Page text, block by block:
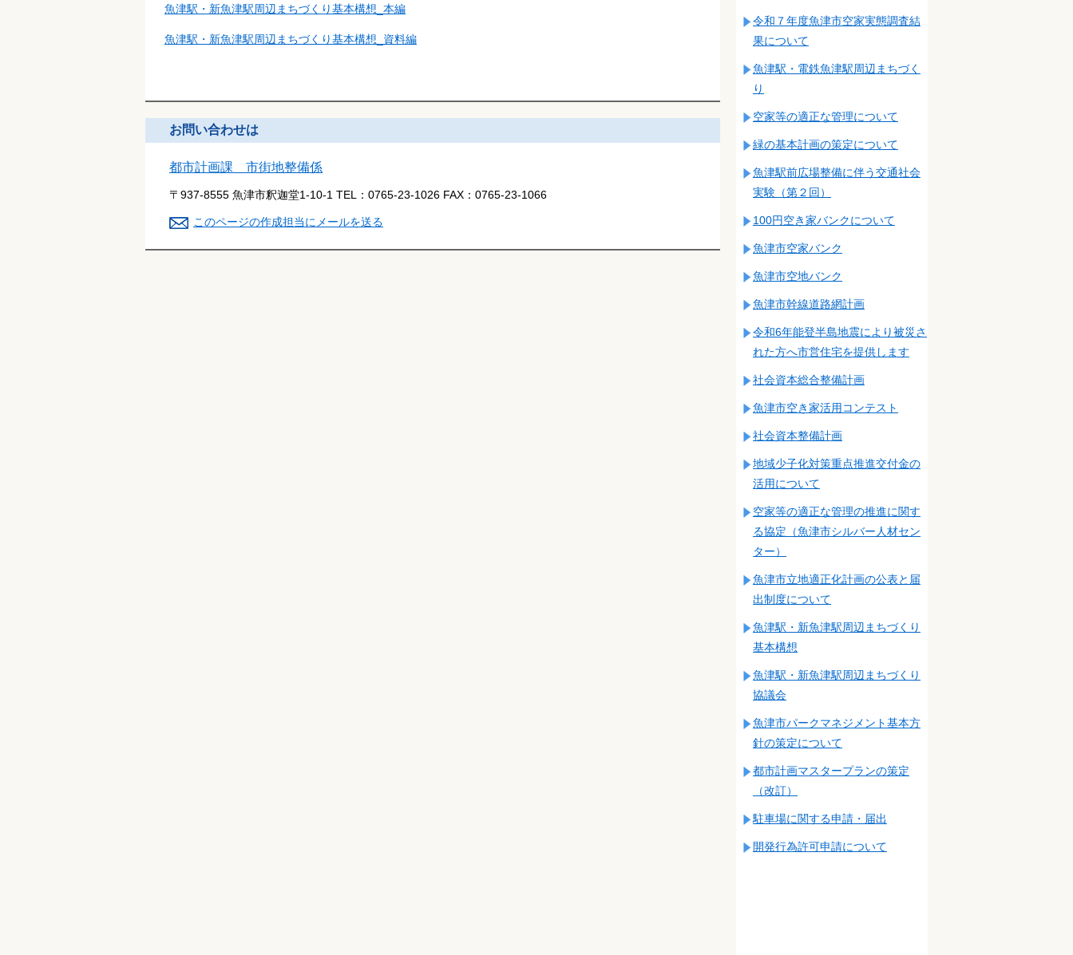
魚津駅・新魚津駅周辺まちづくり基本構想_本編
魚津駅・新魚津駅周辺まちづくり基本構想_資料編
お問い合わせは
都市計画課 市街地整備係
〒937-8555 魚津市釈迦堂1-10-1 TEL： 0765-23-1026 FAX： 0765-23-1066
このページの作成担当にメールを送る
令和７年度魚津市空家実態調査結
果について
魚津駅・電鉄魚津駅周辺まちづく
り
空家等の適正な管理について
緑の基本計画の策定について
魚津駅前広場整備に伴う交通社会
実験（第２回）
100円空き家バンクについて
魚津市空家バンク
魚津市空地バンク
魚津市幹線道路網計画
令和6年能登半島地震により被災さ
れた方へ市営住宅を提供します
社会資本総合整備計画
魚津市空き家活用コンテスト
社会資本整備計画
地域少子化対策重点推進交付金の
活用について
空家等の適正な管理の推進に関す
る協定（魚津市シルバー人材セン
ター）
魚津市立地適正化計画の公表と届
出制度について
魚津駅・新魚津駅周辺まちづくり
基本構想
魚津駅・新魚津駅周辺まちづくり
協議会
魚津市パークマネジメント基本方
針の策定について
都市計画マスタープランの策定
（改訂）
駐車場に関する申請・届出
開発行為許可申請について